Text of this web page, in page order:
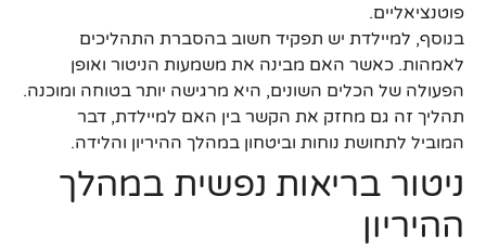
פוטנציאליים.
בנוסף, למיילדת יש תפקיד חשוב בהסברת התהליכים
לאמהות. כאשר האם מבינה את משמעות הניטור ואופן
הפעולה של הכלים השונים, היא מרגישה יותר בטוחה ומוכנה.
תהליך זה גם מחזק את הקשר בין האם למיילדת, דבר
המוביל לתחושת נוחות וביטחון במהלך ההיריון והלידה.
ניטור בריאות נפשית במהלך
ההיריון